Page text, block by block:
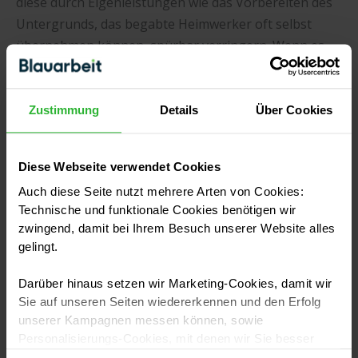
Zustimmung Details Über Cookies
Diese Webseite verwendet Cookies
Auch diese Seite nutzt mehrere Arten von Cookies:
Technische und funktionale Cookies benötigen wir
zwingend, damit bei Ihrem Besuch unserer Website alles
gelingt.
Darüber hinaus setzen wir Marketing-Cookies, damit wir
Sie auf unseren Seiten wiedererkennen und den Erfolg
unserer Kampagnen messen können, sowie
Personalisierungs-Cookies, mit denen wir Sie besser
Untergrunds, das begabte Heimwerker oft selbst
übernehmen können, spürbar verringern. Wenn es
um komplexere Arbeiten wie ein fachgerechtes
Nivellieren geht, bist du mit einem professionellen
Bodenlegerallerdings auf der sicheren Seite. Gleiches
gilt beim Verlegen von Bahnenware mit dem
abschließenden Versiegeln des Linoleums.
Bodenleger in deiner Nähe finden
Grundlegendes zum Bodenbelag Linoleum
Linoleum besteht aus Holz- oder Korkmehl, Leinöl,
Harzen, Kalk, Jute und Pigmenten. Diese weitgehend